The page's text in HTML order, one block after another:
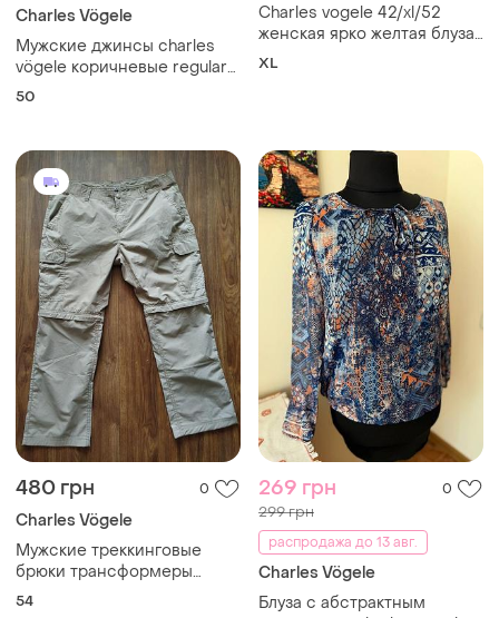
Charles Vögele
Мужские джинсы charles
vögele коричневые regular
fit стрейч 50 l оригинал
50
Charles vogele 42/xl/52
женская ярко желтая блуза
без рукавов на подкладке
XL
480 грн 0
Charles Vögele
Мужские треккинговые
брюки трансформеры
charles vögele mike,
54
269 грн 0
299 грн
распродажа до 13 авг.
Charles Vögele
Блуза с абстрактным